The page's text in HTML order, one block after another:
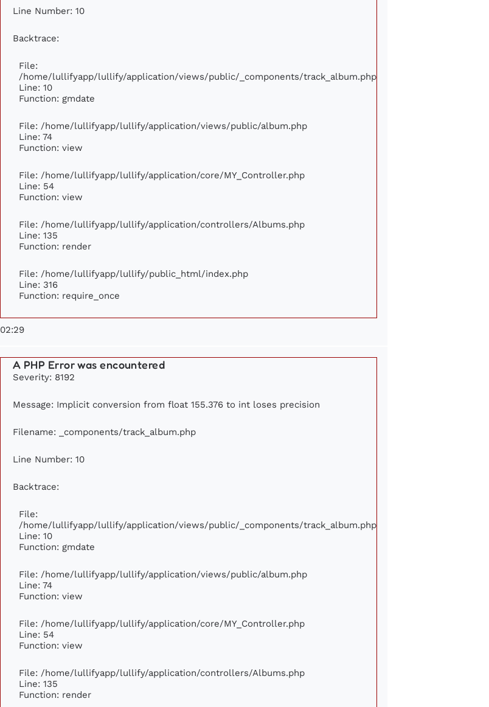
Line Number: 10
Backtrace:
File:
/home/lullifyapp/lullify/application/views/public/_components/track_album.php
Line: 10
Function: gmdate
File: /home/lullifyapp/lullify/application/views/public/album.php
Line: 74
Function: view
File: /home/lullifyapp/lullify/application/core/MY_Controller.php
Line: 54
Function: view
File: /home/lullifyapp/lullify/application/controllers/Albums.php
Line: 135
Function: render
File: /home/lullifyapp/lullify/public_html/index.php
Line: 316
Function: require_once
02:29
A PHP Error was encountered
Severity: 8192
Message: Implicit conversion from float 155.376 to int loses precision
Filename: _components/track_album.php
Line Number: 10
Backtrace:
File:
/home/lullifyapp/lullify/application/views/public/_components/track_album.php
Line: 10
Function: gmdate
File: /home/lullifyapp/lullify/application/views/public/album.php
Line: 74
Function: view
File: /home/lullifyapp/lullify/application/core/MY_Controller.php
Line: 54
Function: view
File: /home/lullifyapp/lullify/application/controllers/Albums.php
Line: 135
Function: render